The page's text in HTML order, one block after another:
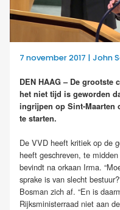
7 november 2017 | John
DEN HAAG – De grootste
het niet tijd is geworden
ingrijpen op Sint-Maarten
te starten.
De VVD heeft kritiek op de
heeft geschreven, te
bevindt na orkaan Irma.
sprake is van slecht
Bosman zich af. “En is
Rijksministerraad niet aan